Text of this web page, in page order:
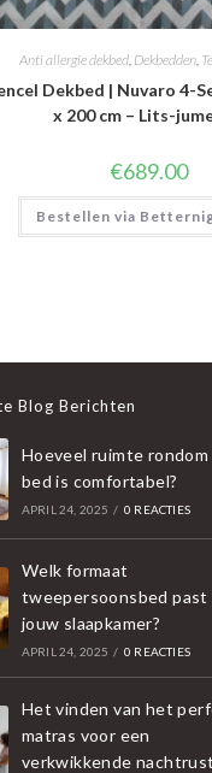
Anti allergie dekbed, Dekbedden,
Dekbed | Nuvaro 4-
x 200 cm – Lits-
€689.00
Bestellen via
Blog Berichten
Hoeveel ruimte rondom
bed is comfortabel?
APRIL 24, 2025 / 0 REACTIES
Welk formaat
tweepersoonsbed past
jouw slaapkamer?
APRIL 24, 2025 / 0 REACTIES
Het vinden van het
matras voor een
verkwikkende nachtrust